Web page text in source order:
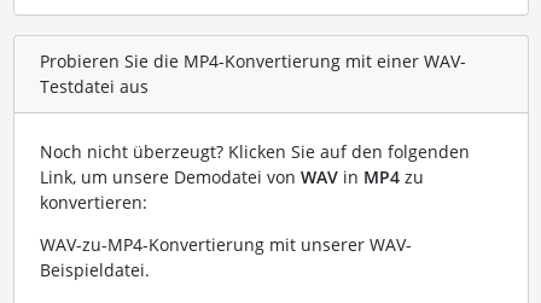
Probieren Sie die MP4-Konvertierung mit einer WAV-
Testdatei aus
Noch nicht überzeugt? Klicken Sie auf den folgenden
Link, um unsere Demodatei von WAVin MP4zu
konvertieren:
WAV-zu-MP4-Konvertierung mit unserer WAV-
Beispieldatei.